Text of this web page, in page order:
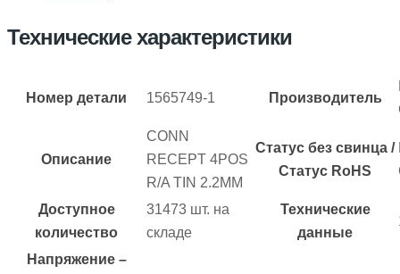
Технические характеристики
Номер детали 1565749-1 Производитель
Описание
CONN
RECEPT 4POS
R/A TIN 2.2MM
Статус без свинца /
Статус RoHS
Доступное
количество
31473 шт. на
складе
Технические
данные
Напряжение –